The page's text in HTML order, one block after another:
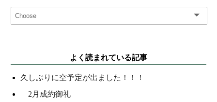
よく読まれている記事
久しぶりに空予定が出ました！！！
2月成約御礼